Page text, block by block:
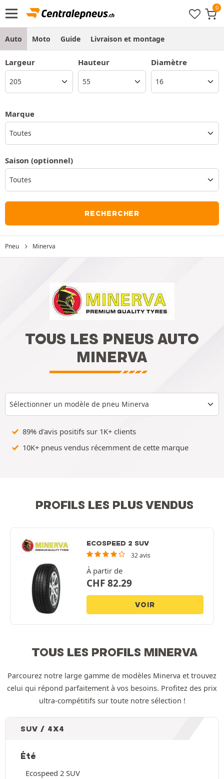
Auto Moto Guide Livraison et montage
Largeur Hauteur Diamètre
Marque
Toutes
Saison (optionnel)
RECHERCHER
Pneu Minerva
TOUS LES PNEUS AUTO
MINERVA
Sélectionner un modèle de pneu Minerva
89% d'avis positifs sur 1K+ clients
10K+ pneus vendus récemment de cette marque
PROFILS LES PLUS VENDUS
ECOSPEED 2 SUV
32 avis
À partir de
CHF82.29
VOIR
TOUS LES PROFILS MINERVA
Parcourez notre large gamme de modèles Minerva et trouvez
celui qui répond parfaitement à vos besoins. Profitez des prix
ultra-compétitifs sur toute notre sélection !
SUV / 4X4
Été
Ecospeed 2 SUV